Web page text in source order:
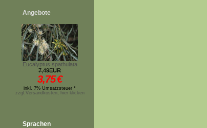
Angebote
Eucalyptus spathulata
7,49EUR
3,75€
inkl. 7% Umsatzsteuer *
zzgl.Versandkosten, hier klicken
Sprachen